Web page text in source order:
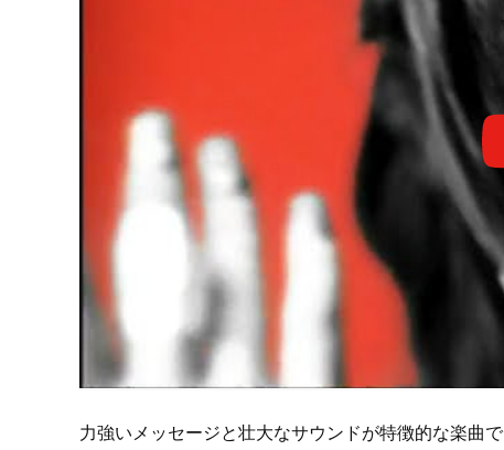
力強いメッセージと壮大なサウンドが特徴的な楽曲